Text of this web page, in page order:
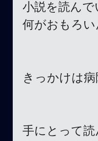
小説を読ん
何がおもろ
きっかけは病
手にとって読